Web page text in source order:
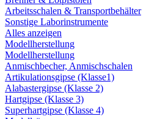
Arbeitsschalen & Transportbehälter
Sonstige Laborinstrumente
Alles anzeigen
Modellherstellung
Modellherstellung
Anmischbecher, Anmischschalen
Artikulationsgipse (Klasse1)
Alabastergipse (Klasse 2)
Hartgipse (Klasse 3)
Superhartgipse (Klasse 4)